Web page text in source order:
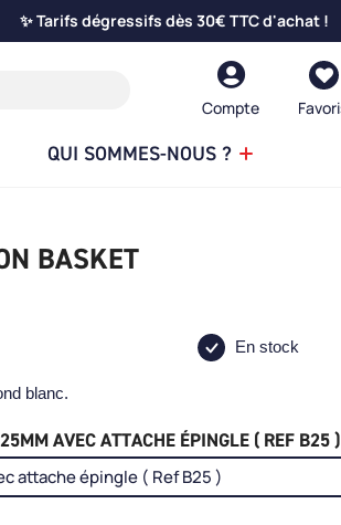
✨ Tarifs dégressifs dès 30€ TTC d'achat !
Compte
QUI SOMMES-NOUS ?
BASKET
En stock
blanc.
AVEC ATTACHE ÉPINGLE ( REF B25 )